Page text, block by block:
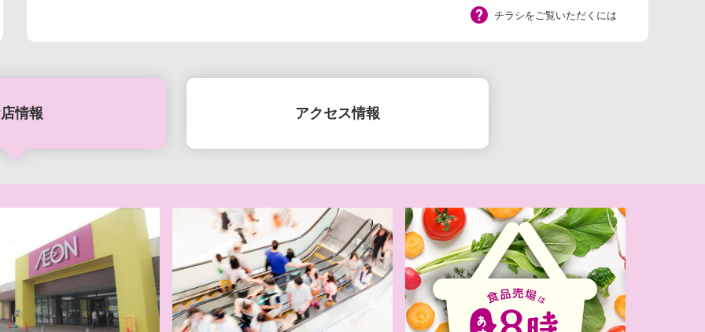
8月7日(金)-10日(月）お盆準備
8月7日(金)-16日(日)キッズ
SUMMER特集
チラシをご覧いただくには
情報 アクセス情報